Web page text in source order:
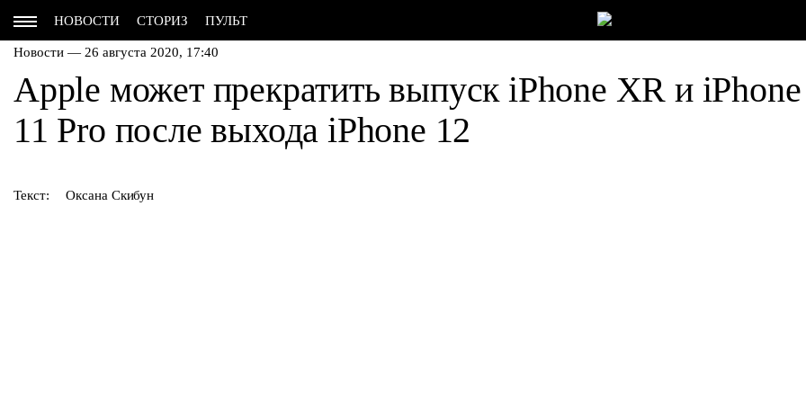
НОВОСТИ СТОРИЗ ПУЛЬТ
Новости — 26 августа 2020, 17:40
Apple может прекратить выпуск iPhone XR и iPhone
11 Pro после выхода iPhone 12
Текст: Оксана Скибун